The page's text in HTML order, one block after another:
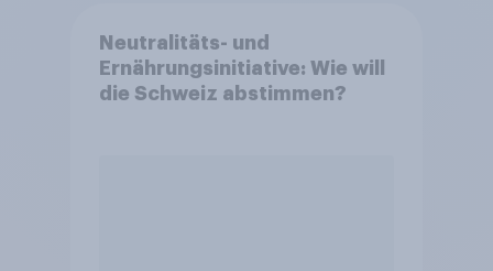
Neutralitäts- und
Ernährungsinitiative: Wie will
die Schweiz abstimmen?